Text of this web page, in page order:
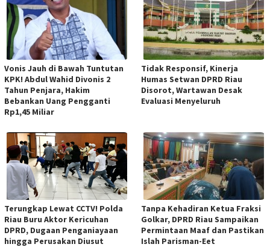
Vonis Jauh di Bawah Tuntutan
KPK! Abdul Wahid Divonis 2
Tahun Penjara, Hakim
Bebankan Uang Pengganti
Rp1,45 Miliar
Tidak Responsif, Kinerja
Humas Setwan DPRD Riau
Disorot, Wartawan Desak
Evaluasi Menyeluruh
Terungkap Lewat CCTV! Polda
Riau Buru Aktor Kericuhan
DPRD, Dugaan Penganiayaan
hingga Perusakan Diusut
Tanpa Kehadiran Ketua Fraksi
Golkar, DPRD Riau Sampaikan
Permintaan Maaf dan Pastikan
Islah Parisman-Eet